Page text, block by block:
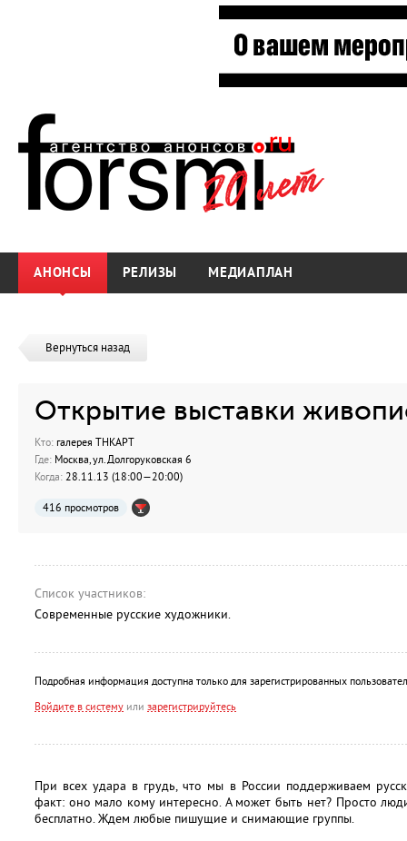
АНОНСЫ РЕЛИЗЫ МЕДИАПЛАН
Вернуться назад
Открытие выставки
Кто: галерея ТНКАРТ
Где: Москва, ул.Долгоруковская 6
Когда: 28.11.13 (18:00—20:00)
416 просмотров
Список участников:
Современные русские художники.
Подробная информация доступна только для зарегистрированных
Войдите в систему или зарегистрируйтесь
При всех удара в грудь, что мы в России поддерживаем
факт: оно мало кому интересно. А может быть нет? Просто
бесплатно. Ждем любые пишущие и снимающие группы.